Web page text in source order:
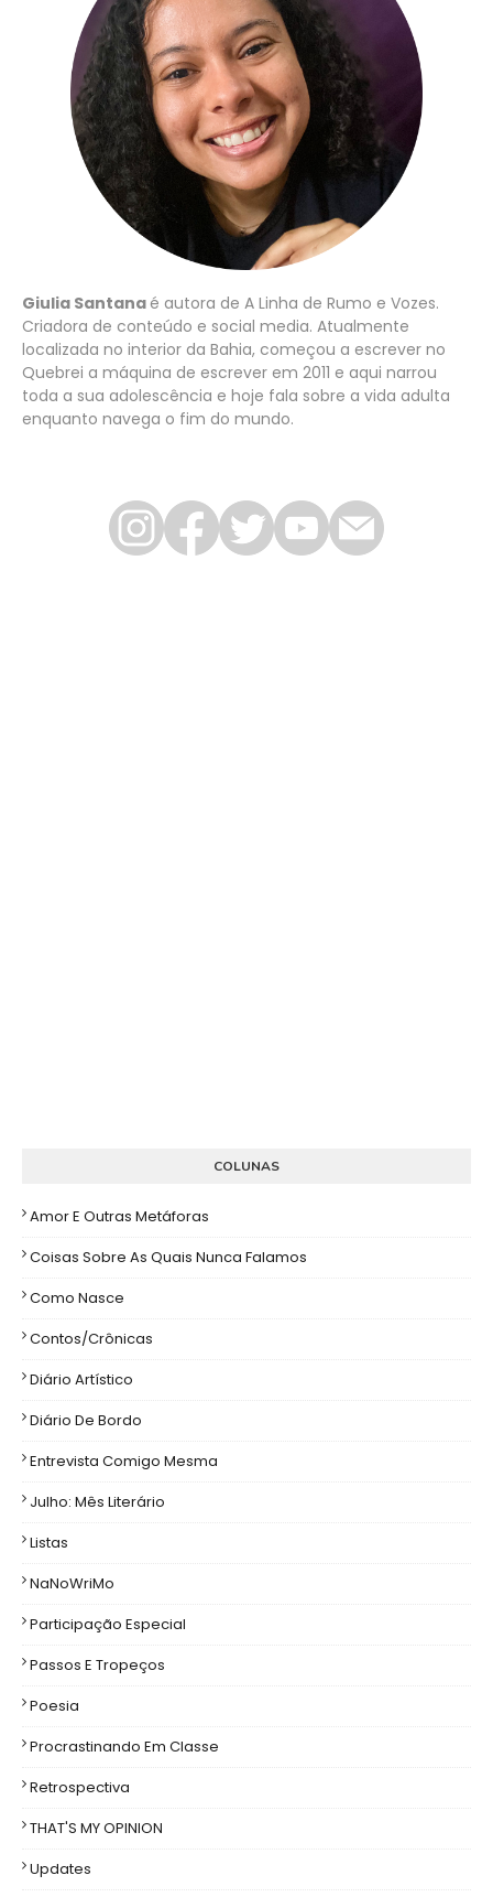
Giulia Santana é autora de A Linha de Rumo e Vozes.
Criadora de conteúdo e social media. Atualmente
localizada no interior da Bahia, começou a escrever no
Quebrei a máquina de escrever em 2011 e aqui narrou
toda a sua adolescência e hoje fala sobre a vida adulta
enquanto navega o fim do mundo.
COLUNAS
Amor E Outras Metáforas
Coisas Sobre As Quais Nunca Falamos
Como Nasce
Contos/Crônicas
Diário Artístico
Diário De Bordo
Entrevista Comigo Mesma
Julho: Mês Literário
Listas
NaNoWriMo
Participação Especial
Passos E Tropeços
Poesia
Procrastinando Em Classe
Retrospectiva
THAT'S MY OPINION
Updates